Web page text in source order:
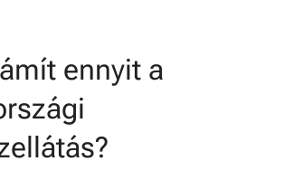
ennyit a